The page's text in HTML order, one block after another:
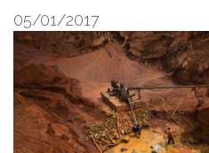
05/01/2017